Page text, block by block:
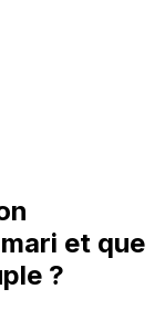
et que
?